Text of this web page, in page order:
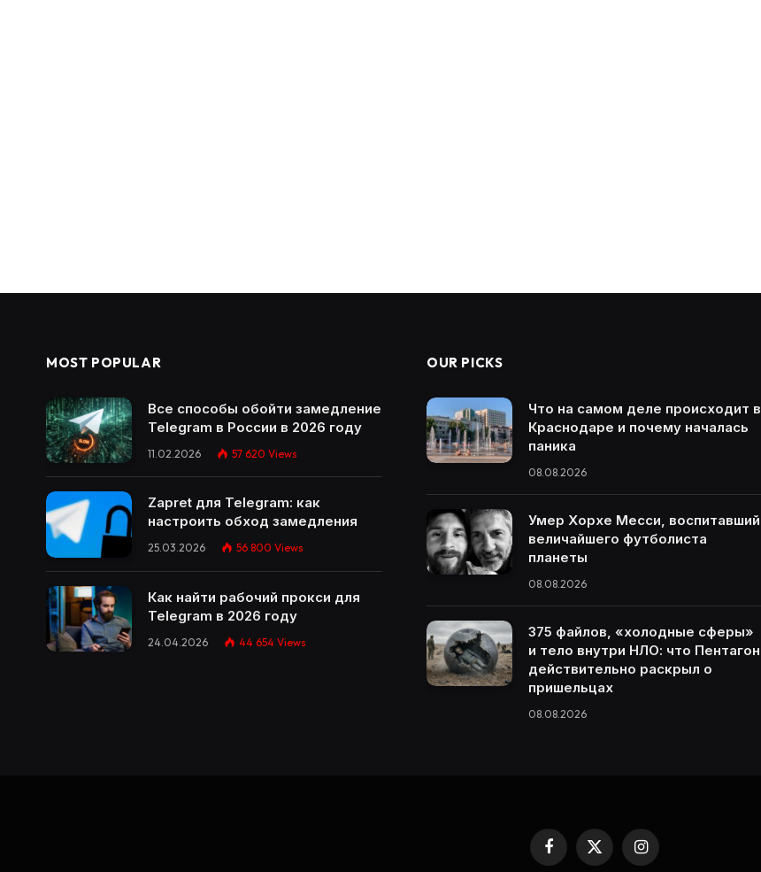
MOST POPULAR
Все способы обойти замедление
Telegram в России в 2026 году
11.02.2026 57 620 Views
Zapret для Telegram: как
настроить обход замедления
25.03.2026 56 800 Views
Как найти рабочий прокси для
Telegram в 2026 году
24.04.2026 44 654 Views
OUR PICKS
Что на самом деле происходит в
Краснодаре и почему началась
паника
08.08.2026
Умер Хорхе Месси, воспитавший
величайшего футболиста
планеты
08.08.2026
375 файлов, «холодные сферы»
и тело внутри НЛО: что Пентагон
действительно раскрыл о
пришельцах
08.08.2026
Facebook
X
Instagram